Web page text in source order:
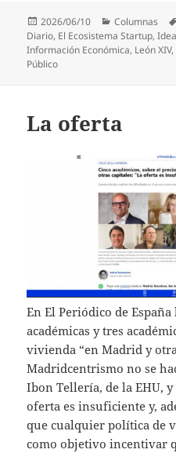
Publicado
el
2026/06/10 Categorías
Columnas
Diario, El Ecosistema Startup,
Información Económica, León XIV,
Público
La oferta
En El Periódico de
académicas y tres
vivienda “en Madrid y
Madridcentrismo no se
Ibon Tellería, de la EHU,
oferta es insuficiente y,
que cualquier política de
como objetivo incentivar